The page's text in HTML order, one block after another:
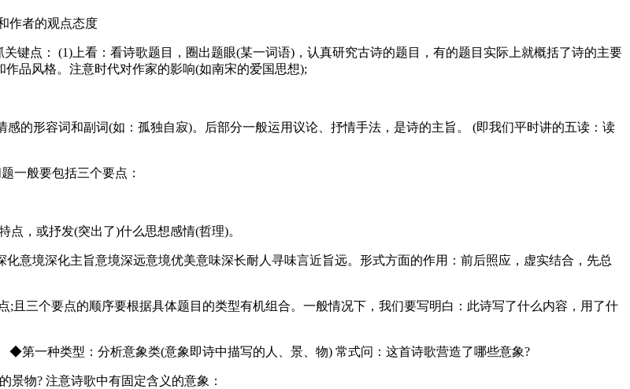
作者的观点态度
键点： (1)上看：看诗歌题目，圈出题眼(某一词语)，认真研究古诗的题目，有的题目实际上就概括了诗的主要
品风格。注意时代对作家的影响(如南宋的爱国思想);
的形容词和副词(如：孤独自寂)。后部分一般运用议论、抒情手法，是诗的主旨。 (即我们平时讲的五读：读
一般要包括三个要点：
，或抒发(突出了)什么思想感情(哲理)。
意境深化主旨意境深远意境优美意味深长耐人寻味言近旨远。形式方面的作用：前后照应，虚实结合，先总
且三个要点的顺序要根据具体题目的类型有机组合。一般情况下，我们要写明白：此诗写了什么内容，用了什
◆第一种类型：分析意象类(意象即诗中描写的人、景、物) 常式问：这首诗歌营造了哪些意象?
景物? 注意诗歌中有固定含义的意象：